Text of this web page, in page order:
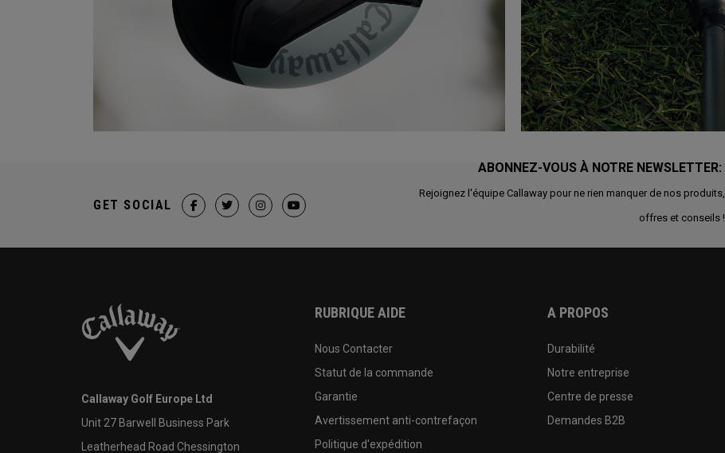
ABONNEZ-VOUS À NOTRE NEWSLETTER:
Rejoignez l'équipe Callaway pour ne rien manquer de nos produits,
offres et conseils !
GET SOCIAL
Callaway Golf Europe Ltd
Unit 27 Barwell Business Park
Leatherhead Road Chessington
RUBRIQUE AIDE
Nous Contacter
Statut de la commande
Garantie
Avertissement anti-contrefaçon
Politique d'expédition
A PROPOS
Durabilité
Notre entreprise
Centre de presse
Demandes B2B